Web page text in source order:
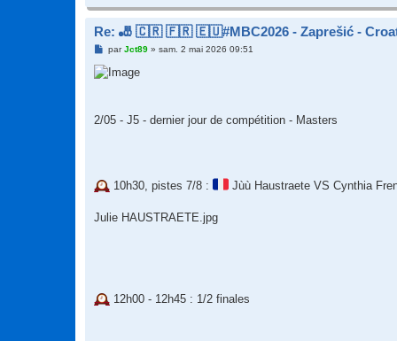
Re: 🎳 🇨🇷 🇫🇷 🇪🇺#MBC2026 - Zaprešić -
M
s
s
parJct89» sam. 2 mai 2026 09:51
2/05 - J5 - dernier jour de compétition - Masters
10h30, pistes 7/8 : Jùù Haustraete VS Cynthia
Julie HAUSTRAETE.jpg
12h00 - 12h45 : 1/2 finales